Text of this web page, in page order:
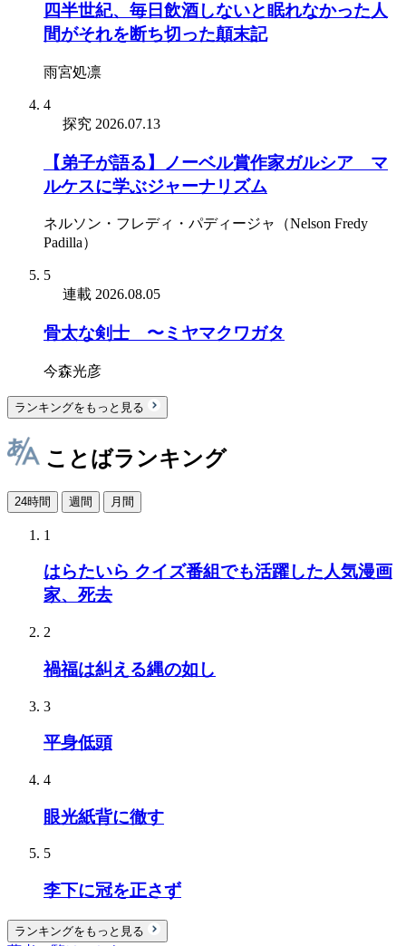
四半世紀、毎日飲酒しないと眠れなかった人
間がそれを断ち切った顛末記
雨宮処凛
4
探究 2026.07.13
【弟子が語る】ノーベル賞作家ガルシア゠マ
ルケスに学ぶジャーナリズム
ネルソン・フレディ・パディージャ（Nelson Fredy
Padilla）
5
連載 2026.08.05
骨太な剣士 〜ミヤマクワガタ
今森光彦
ランキングをもっと見る
ことばランキング
24時間 週間 月間
1
はらたいら クイズ番組でも活躍した人気漫画
家、死去
2
禍福は糾える縄の如し
3
平身低頭
4
眼光紙背に徹す
5
李下に冠を正さず
ランキングをもっと見る